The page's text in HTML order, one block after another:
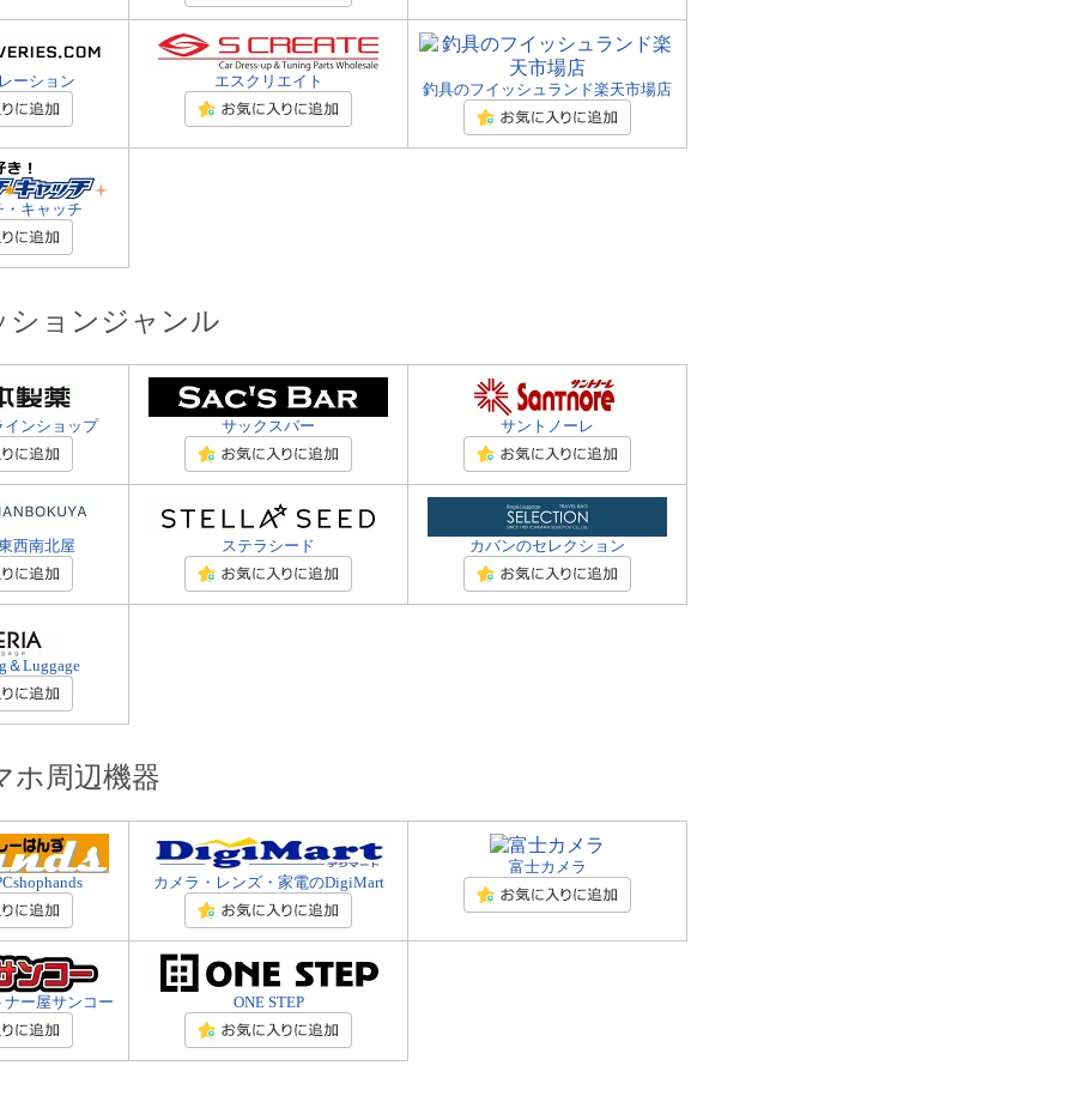
ーション エスクリエイト 釣具のフイッシュランド楽天市場店
キャッチ
ションジャンル
インショップ サックスバー サントノーレ
西南北屋 ステラシード カバンのセレクション
＆Luggage
ホ周辺機器
カメラ・レンズ・家電のDigiMart
富士カメラ
ー屋サンコー ONE STEP